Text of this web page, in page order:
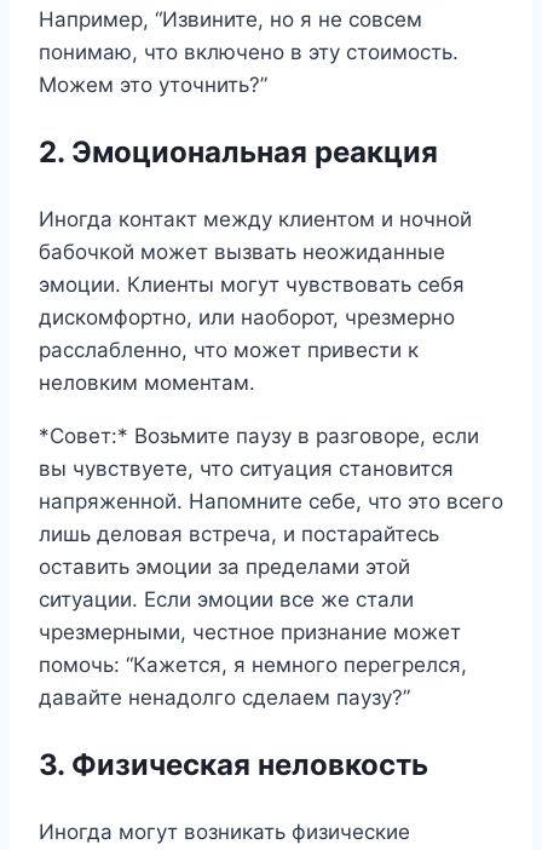
Например, “Извините, но я не совсем
понимаю, что включено в эту стоимость.
Можем это уточнить?”
2. Эмоциональная реакция
Иногда контакт между клиентом и ночной
бабочкой может вызвать неожиданные
эмоции. Клиенты могут чувствовать себя
дискомфортно, или наоборот, чрезмерно
расслабленно, что может привести к
неловким моментам.
*Совет:* Возьмите паузу в разговоре, если
вы чувствуете, что ситуация становится
напряженной. Напомните себе, что это всего
лишь деловая встреча, и постарайтесь
оставить эмоции за пределами этой
ситуации. Если эмоции все же стали
чрезмерными, честное признание может
помочь: “Кажется, я немного перегрелся,
давайте ненадолго сделаем паузу?”
3. Физическая неловкость
Иногда могут возникать физические